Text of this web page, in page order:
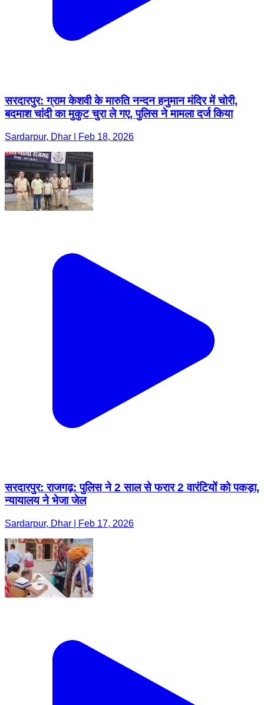
सरदारपुर: ग्राम केशवी के मारुति नन्दन हनुमान मंदिर में चोरी,
बदमाश चांदी का मुकुट चुरा ले गए, पुलिस ने मामला दर्ज किया
Sardarpur, Dhar | Feb 18, 2026
सरदारपुर: राजगढ़: पुलिस ने 2 साल से फरार 2 वारंटियों को पकड़ा,
न्यायालय ने भेजा जेल
Sardarpur, Dhar | Feb 17, 2026